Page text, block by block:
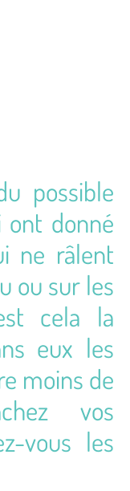
possible
ont donné
ne râlent
ou sur les
cela la
eux les
moins de
vos
vous les